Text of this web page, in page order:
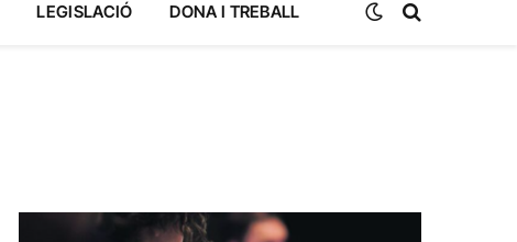
LEGISLACIÓ DONA I TREBALL